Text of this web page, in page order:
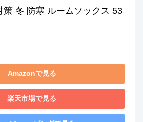
策 冬 防寒 ルームソックス 53
Amazonで見る
楽天市場で見る